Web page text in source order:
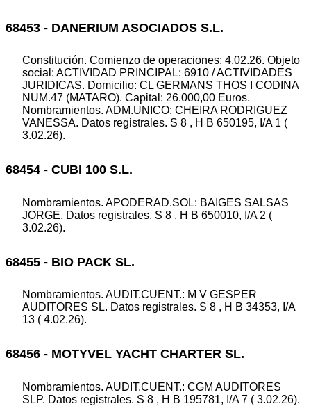
68453 - DANERIUM ASOCIADOS S.L.
Constitución. Comienzo de operaciones: 4.02.26. Objeto
social: ACTIVIDAD PRINCIPAL: 6910 / ACTIVIDADES
JURIDICAS. Domicilio: CL GERMANS THOS I CODINA
NUM.47 (MATARO). Capital: 26.000,00 Euros.
Nombramientos. ADM.UNICO: CHEIRA RODRIGUEZ
VANESSA. Datos registrales. S 8 , H B 650195, I/A 1 (
3.02.26).
68454 - CUBI 100 S.L.
Nombramientos. APODERAD.SOL: BAIGES SALSAS
JORGE. Datos registrales. S 8 , H B 650010, I/A 2 (
3.02.26).
68455 - BIO PACK SL.
Nombramientos. AUDIT.CUENT.: M V GESPER
AUDITORES SL. Datos registrales. S 8 , H B 34353, I/A
13 ( 4.02.26).
68456 - MOTYVEL YACHT CHARTER SL.
Nombramientos. AUDIT.CUENT.: CGM AUDITORES
SLP. Datos registrales. S 8 , H B 195781, I/A 7 ( 3.02.26).